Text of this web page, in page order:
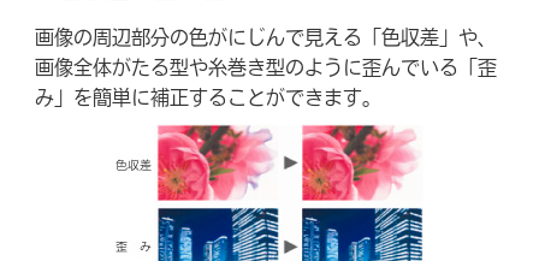
画像の周辺部分の色がにじんで見える「色収差」や、
画像全体がたる型や糸巻き型のように歪んでいる「歪
み」を簡単に補正することができます。